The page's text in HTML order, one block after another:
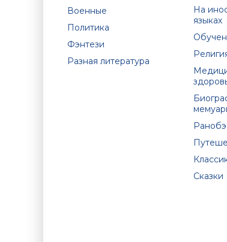
Военные
Политика
Фэнтези
Разная литература
На
языках
Ранобэ
Сказки